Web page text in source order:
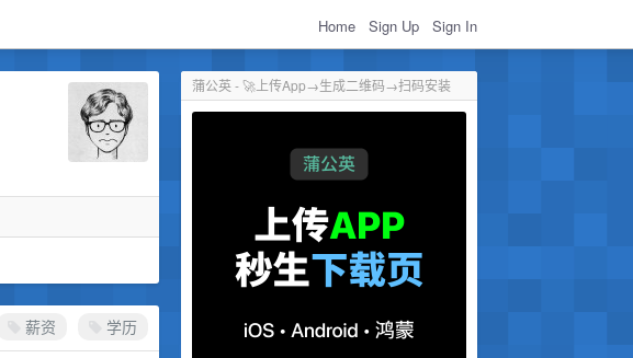
Home Sign Up Sign In
蒲公英 - 🚀上传App→生成二维码→扫码安装
薪资 学历